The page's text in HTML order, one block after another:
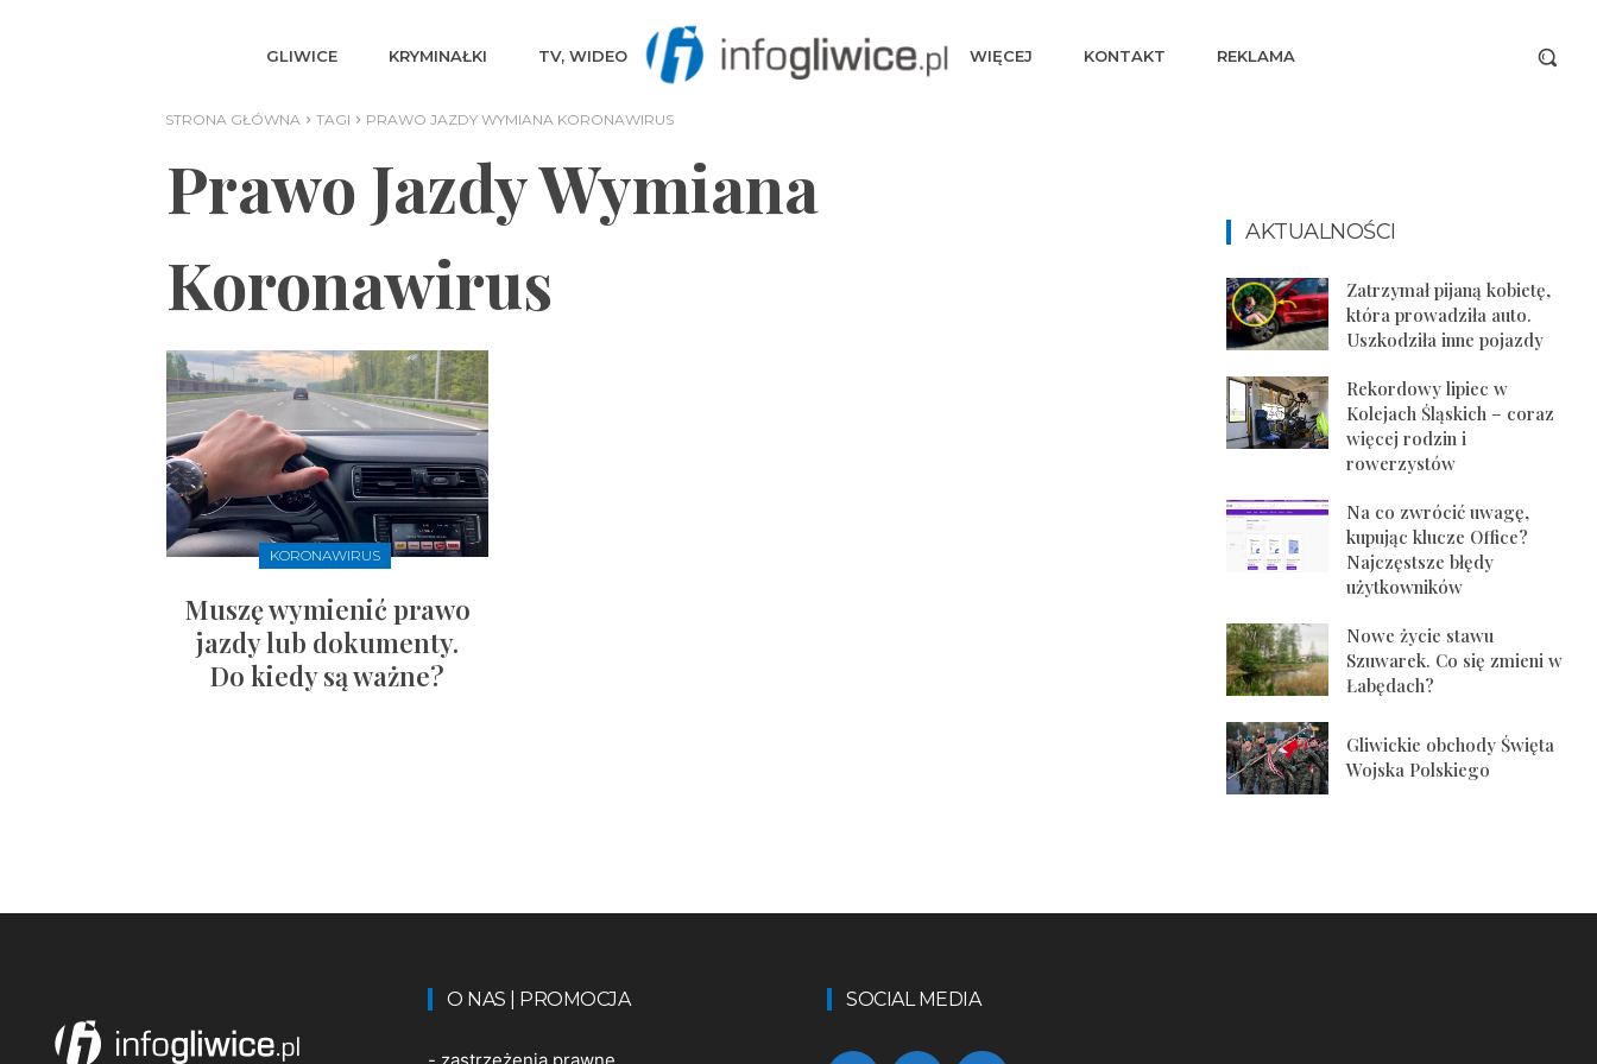
GLIWICE KRYMINAŁKI TV, WIDEO WIĘCEJ KONTAKT REKLAMA
STRONA GŁÓWNA TAGI PRAWO JAZDY WYMIANA KORONAWIRUS
Prawo Jazdy Wymiana
Koronawirus
KORONAWIRUS
Muszę wymienić prawo
jazdy lub dokumenty.
Do kiedy są ważne?
AKTUALNOŚCI
Zatrzymał pijaną kobietę,
która prowadziła auto.
Uszkodziła inne pojazdy
Rekordowy lipiec w
Kolejach Śląskich – coraz
więcej rodzin i
rowerzystów
Na co zwrócić uwagę,
kupując klucze Office?
Najczęstsze błędy
użytkowników
Nowe życie stawu
Szuwarek. Co się zmieni w
Łabędach?
Gliwickie obchody Święta
Wojska Polskiego
O NAS | PROMOCJA
- zastrzeżenia prawne
SOCIAL MEDIA